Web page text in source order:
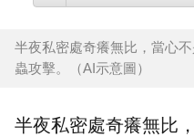
半夜私密處奇癢無比，當心
蟲攻擊。（AI示意圖）
半夜私密處奇癢無比